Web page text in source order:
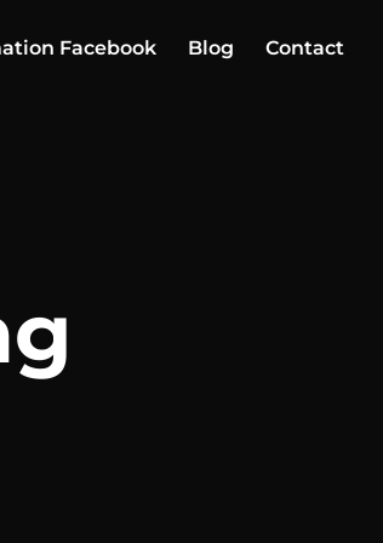
Facebook Blog Contact